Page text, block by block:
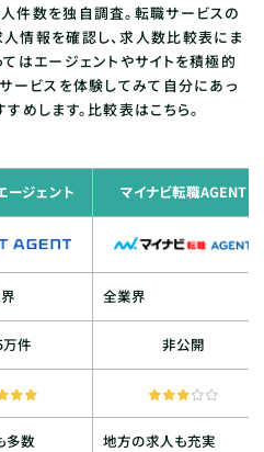
件数を独自調査。転職サービスの
情報を確認し、求人数比較表にま
はエージェントやサイトを積極的
ービスを体験してみて自分にあっ
めします。比較表はこちら。
ージェント マイナビ転職AGENT
全業界
件 非公開
多数 地方の求人も充実